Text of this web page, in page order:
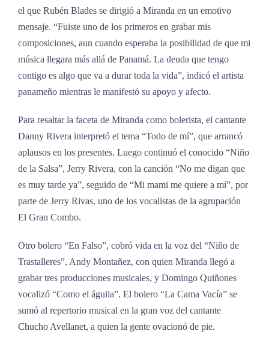
el que Rubén Blades se dirigió a Miranda en un emotivo
mensaje. “Fuiste uno de los primeros en grabar mis
composiciones, aun cuando esperaba la posibilidad de que mi
música llegara más allá de Panamá. La deuda que tengo
contigo es algo que va a durar toda la vida”, indicó el artista
panameño mientras le manifestó su apoyo y afecto.
Para resaltar la faceta de Miranda como bolerista, el cantante
Danny Rivera interpretó el tema “Todo de mí”, que arrancó
aplausos en los presentes. Luego continuó el conocido “Niño
de la Salsa”, Jerry Rivera, con la canción “No me digan que
es muy tarde ya”, seguido de “Mi mami me quiere a mí”, por
parte de Jerry Rivas, uno de los vocalistas de la agrupación
El Gran Combo.
Otro bolero “En Falso”, cobró vida en la voz del “Niño de
Trastalleres”, Andy Montañez, con quien Miranda llegó a
grabar tres producciones musicales, y Domingo Quiñones
vocalizó “Como el águila”. El bolero “La Cama Vacía” se
sumó al repertorio musical en la gran voz del cantante
Chucho Avellanet, a quien la gente ovacionó de pie.